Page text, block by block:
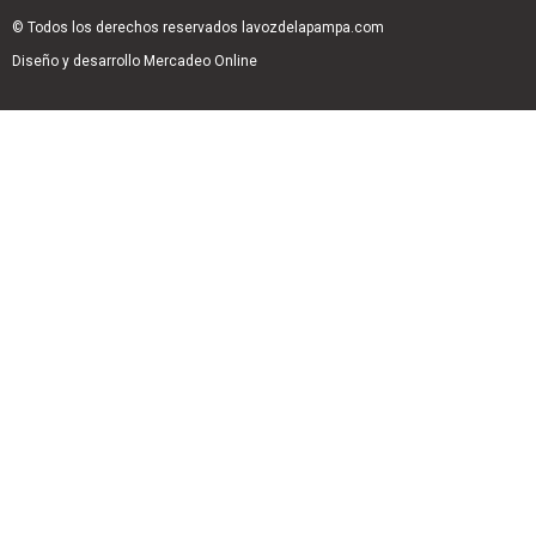
© Todos los derechos reservados lavozdelapampa.com
Diseño y desarrollo Mercadeo Online